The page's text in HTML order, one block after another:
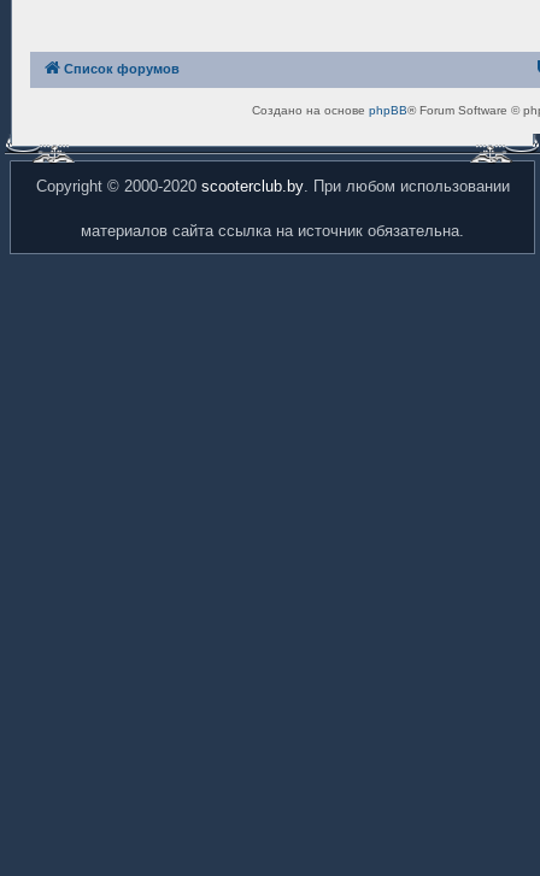
Список форумов
Создано на основе phpBB® Forum Software ©
Copyright © 2000-2020 scooterclub.by. При любом использовании
материалов сайта ссылка на источник обязательна.